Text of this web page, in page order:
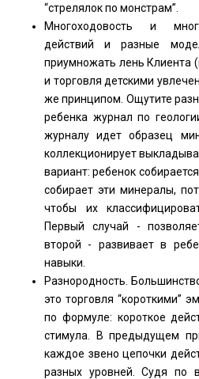
“стрелялок по монстрам”.
Многоходовость и
действий и разные
приумножать лень Клиента
и торговля детскими
же принципом. Ощутите
ребенка журнал по
журналу идет образец
коллекционирует
вариант: ребенок
собирает эти минералы,
чтобы их
Первый случай -
второй - развивает в
навыки.
Разнородность.
это торговля “короткими”
по формуле: короткое
стимула. В предыдущем
каждое звено цепочки
разных уровней. Судя по